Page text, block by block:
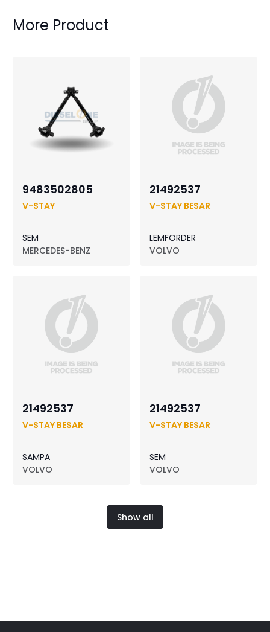
More Product
9483502805
V-STAY
SEM
MERCEDES-BENZ
21492537
V-STAY BESAR
LEMFORDER
VOLVO
21492537
V-STAY BESAR
SAMPA
VOLVO
21492537
V-STAY BESAR
SEM
VOLVO
Show all